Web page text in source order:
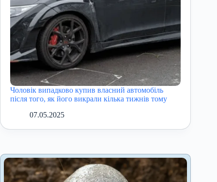
Чоловік випадково купив власний автомобіль
після того, як його викрали кілька тижнів тому
07.05.2025